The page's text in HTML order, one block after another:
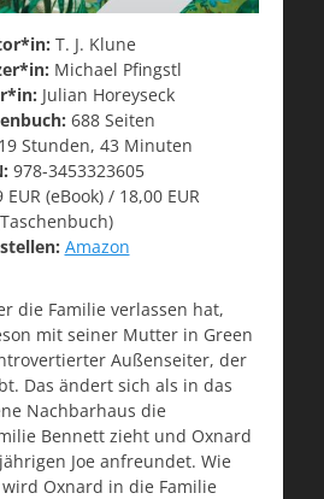
T. J. Klune
Michael Pfingstl
Julian Horeyseck
688 Seiten
19 Stunden, 43 Minuten
978-3453323605
EUR (eBook) / 18,00 EUR
Amazon
die Familie verlassen hat,
mit seiner Mutter in Green
Außenseiter, der
Das ändert sich als in das
Nachbarhaus die
Bennett zieht und Oxnard
Joe anfreundet. Wie
Oxnard in die Familie